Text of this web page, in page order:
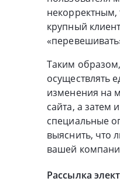
некорректным,
крупный
Таким
осуществлять
изменения на
сайта, а затем
специальные
выяснить, что
вашей
Рассылка